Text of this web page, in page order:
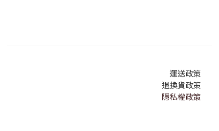
運送政策
退換貨政策
隱私權政策